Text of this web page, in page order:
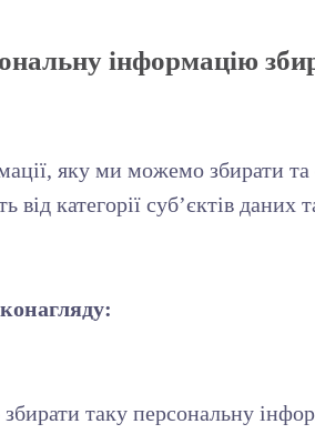
інформацію
яку ми можемо збирати
від категорії суб’єктів даних
таку персональну